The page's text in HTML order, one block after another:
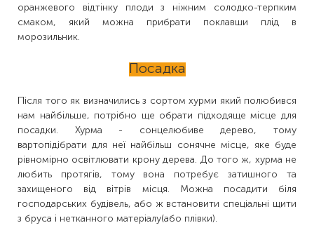
оранжевого відтінку плоди з ніжним солодко-терпким
смаком, який можна прибрати поклавши плід в
морозильник.
Посадка
Після того як визначились з сортом хурми який полюбився
нам найбільше, потрібно ще обрати підходяще місце для
посадки. Хурма - сонцелюбиве дерево, тому
вартопідібрати для неї найбільш сонячне місце, яке буде
рівномірно освітлювати крону дерева. До того ж, хурма не
любить протягів, тому вона потребує затишного та
захищеного від вітрів місця. Можна посадити біля
господарських будівель, або ж встановити спеціальні щити
з бруса і нетканного матеріалу(або плівки).